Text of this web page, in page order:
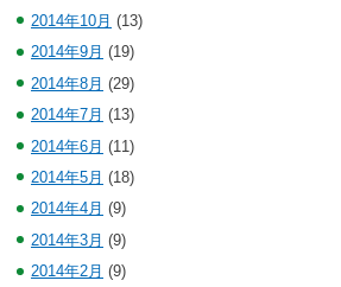
2014年10月 (13)
2014年9月 (19)
2014年8月 (29)
2014年7月 (13)
2014年6月 (11)
2014年5月 (18)
2014年4月 (9)
2014年3月 (9)
2014年2月 (9)